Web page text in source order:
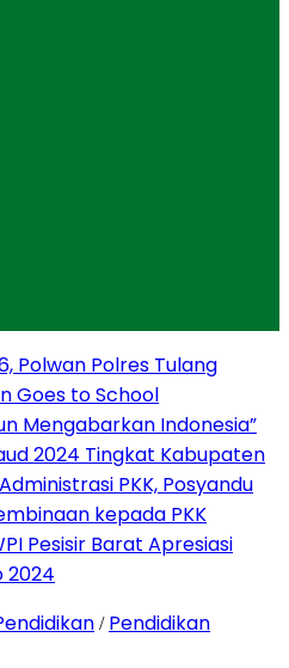
Polwan Polres Tulang
Goes to School
Mengabarkan Indonesia”
2024 Tingkat Kabupaten
PKK, Posyandu
kepada PKK
Pesisir Barat Apresiasi
2024
/ Pendidikan